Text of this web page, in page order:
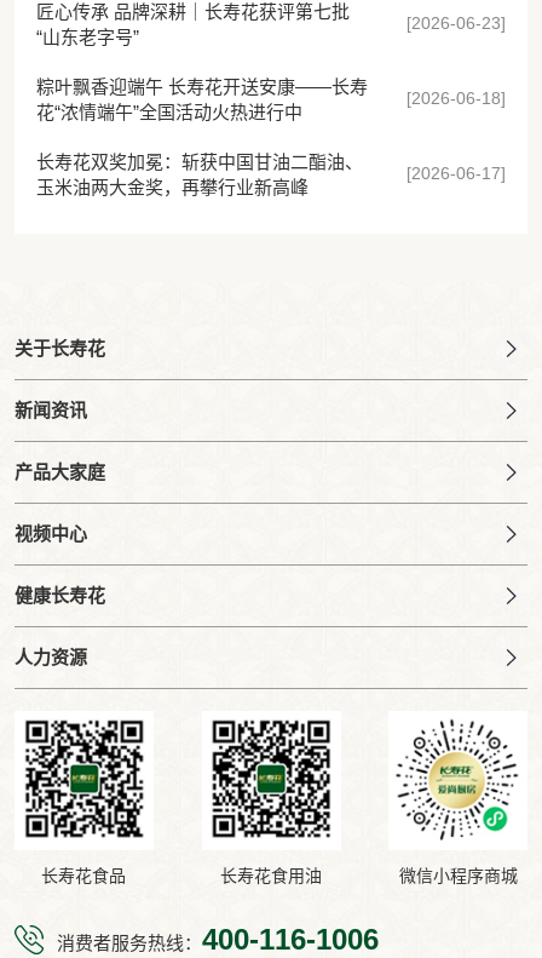
匠心传承 品牌深耕｜长寿花获评第七批
“山东老字号”
[2026-06-23]
粽叶飘香迎端午 长寿花开送安康——长寿
花“浓情端午”全国活动火热进行中
[2026-06-18]
长寿花双奖加冕：斩获中国甘油二酯油、
玉米油两大金奖，再攀行业新高峰
[2026-06-17]
关于长寿花
新闻资讯
产品大家庭
视频中心
健康长寿花
人力资源
长寿花食品 长寿花食用油 微信小程序商城
消费者服务热线： 400-116-1006